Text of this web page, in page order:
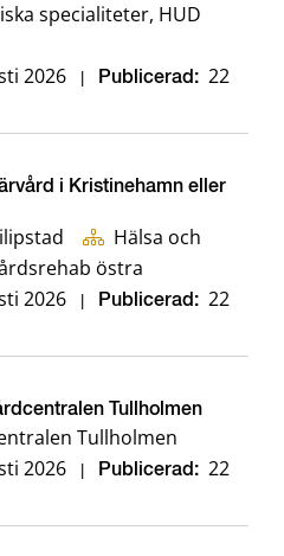
specialiteter, HUD
2026 Publicerad: 22
i Kristinehamn eller
Hälsa och
östra
2026 Publicerad: 22
Tullholmen
Tullholmen
2026 Publicerad: 22